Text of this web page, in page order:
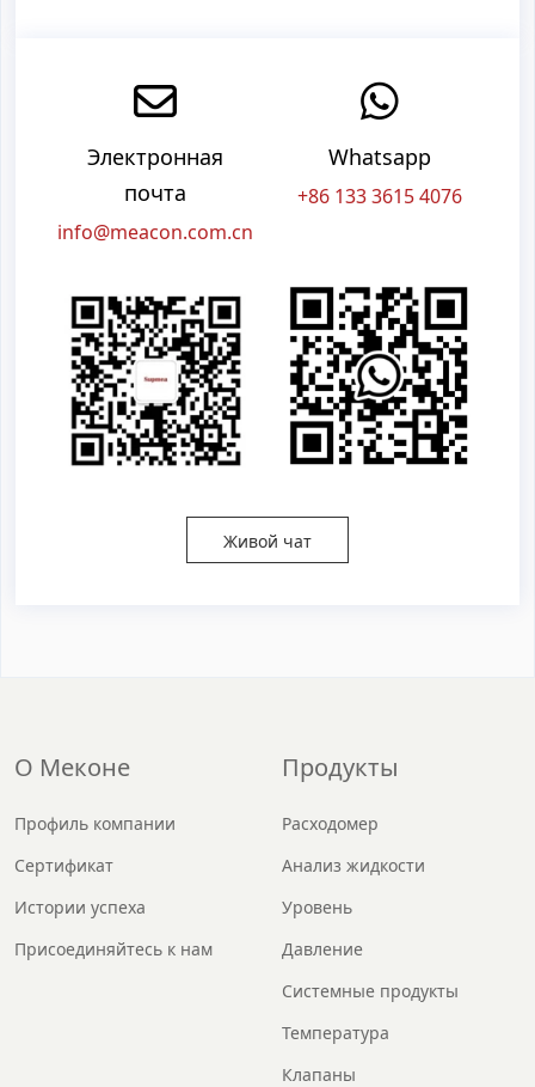
Электронная
почта
info@meacon.com.cn
Whatsapp
+86 133 3615 4076
Живой чат
О Меконе
Профиль компании
Сертификат
Истории успеха
Присоединяйтесь к нам
Продукты
Расходомер
Анализ жидкости
Уровень
Давление
Системные продукты
Температура
Клапаны